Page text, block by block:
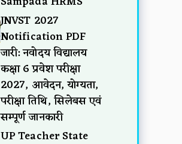
JNVST 2027
Notification PDF
जारी: नवोदय विद्यालय
कक्षा 6 प्रवेश परीक्षा
2027, आवेदन, योग्यता,
परीक्षा तिथि, सिलेबस एवं
सम्पूर्ण जानकारी
UP Teacher State